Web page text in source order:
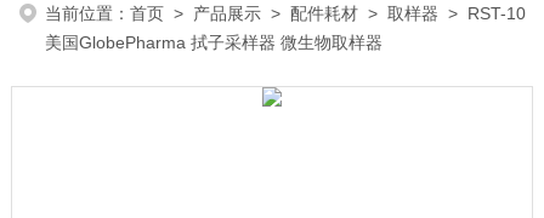
当前位置：首页 > 产品展示 >配件耗材 >取样器 > RST-10
美国GlobePharma 拭子采样器 微生物取样器